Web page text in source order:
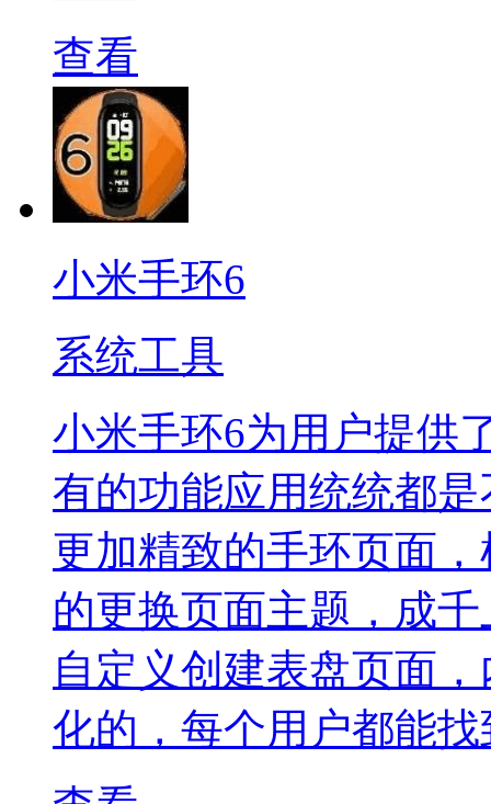
查看
小米手环6
系统工具
小米手环6为用户提供
有的功能应用统统都
更加精致的手环页面
的更换页面主题，成
自定义创建表盘页面
化的，每个用户都能